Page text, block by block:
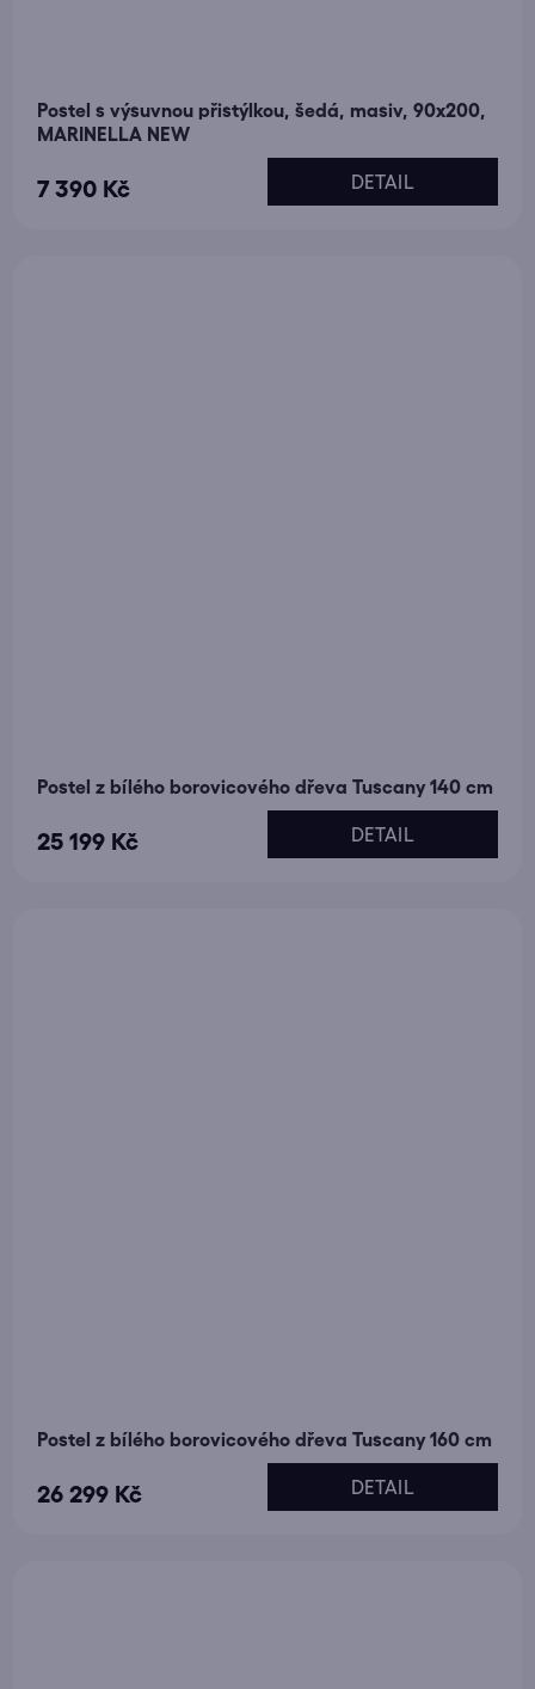
Postel s výsuvnou přistýlkou, šedá, masiv, 90x200,
MARINELLA NEW
7 390 Kč DETAIL
Postel z bílého borovicového dřeva Tuscany 140 cm
25 199 Kč DETAIL
Postel z bílého borovicového dřeva Tuscany 160 cm
26 299 Kč DETAIL